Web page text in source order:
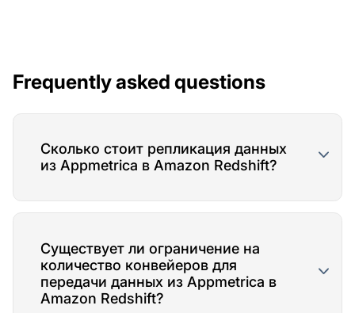
Frequently asked questions
Сколько стоит репликация данных
из Appmetrica в Amazon Redshift?
Существует ли ограничение на
количество конвейеров для
передачи данных из Appmetrica в
Amazon Redshift?